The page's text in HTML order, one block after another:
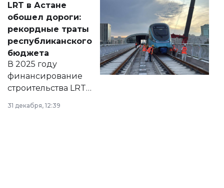
документ
появился в базе
нормативных
правовых актов и
на сайте маслихат
города.
LRT в Астане
обошел дороги:
рекордные траты
республиканского
бюджета
В 2025 году
финансирование
строительства LRT
в Астане из
республиканского
31 декабря, 12:39